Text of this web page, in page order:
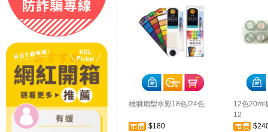
雄獅扇型水彩18色/24色
$180
12色20ml
12